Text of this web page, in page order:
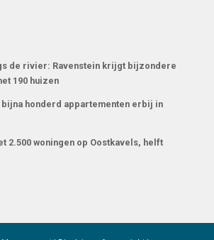
de rivier: Ravenstein krijgt bijzondere
190 huizen
bijna honderd appartementen erbij in
2.500 woningen op Oostkavels, helft